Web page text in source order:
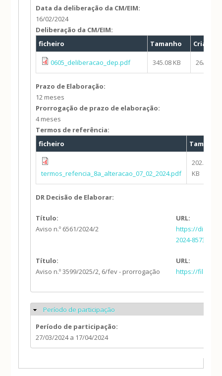
Data da deliberação da CM/EIM:
16/02/2024
Deliberação da CM/EIM:
ficheiro
Tamanho Criado
0605_deliberacao_dep.pdf 345.08 KB 26/03/
Prazo de Elaboração:
12 meses
Prorrogação de prazo de elaboração:
4 meses
Termos de referência:
ficheiro
Tamanho
termos_refencia_8a_alteracao_07_02_2024.pdf
202.49
KB
DR Decisão de Elaborar:
Título:
Aviso n.º 6561/2024/2
URL:
https://
2024-
Título:
Aviso n.º 3599/2025/2, 6/fev - prorrogação
URL:
https://
Ocultar
Período de participação
Período de participação:
27/03/2024a 17/04/2024